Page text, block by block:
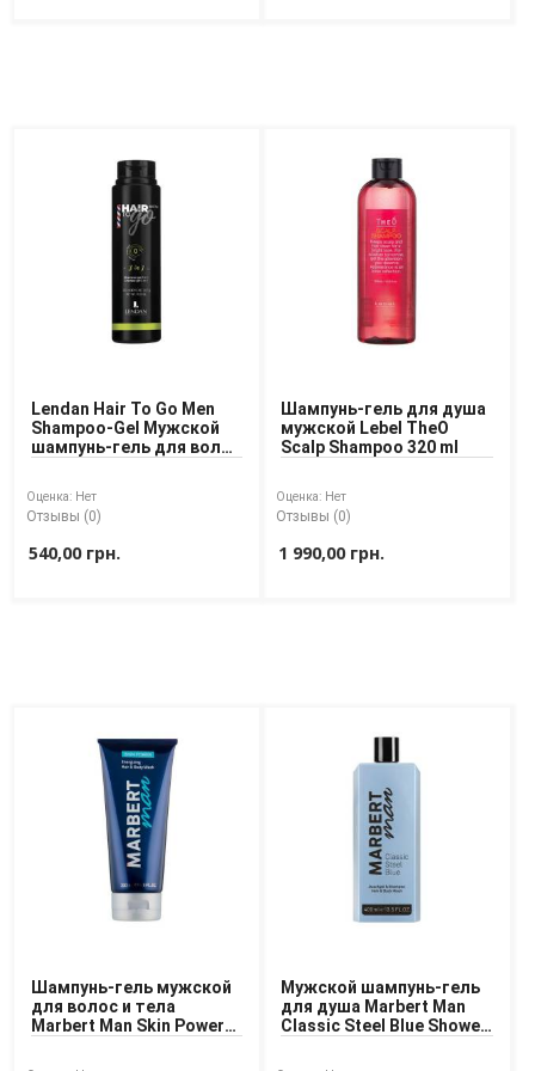
Для бороды и усов
Наборы косметики для мужчин
Средства для бритья
Уход для лица
Уход для тела
Уход за мужскими волосами
О Магазине
Каталог
Контакты
Отзывы
Доставка
Lendan Hair To Go Men
Shampoo-Gel Мужской
шампунь-гель для волос
Оценка: Нет
Отзывы (0)
540,00 грн.
Шампунь-гель для душа
мужской Lebel TheO
Scalp Shampoo 320 ml
Оценка: Нет
Отзывы (0)
1 990,00 грн.
Шампунь-гель мужской
для волос и тела
Marbert Man Skin Power
Мужской шампунь-гель
для душа Marbert Man
Classic Steel Blue Shower